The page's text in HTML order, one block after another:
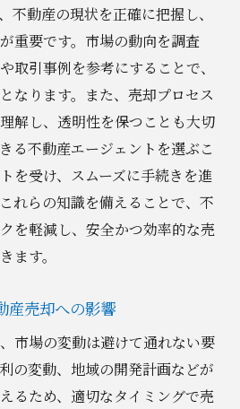
トラブルを未然に防ぐリスク
視すべきセキュリティ対策
人情報の保護法
セキュリティ対策
動産取引における安全性の確
書類の管理と保管方法
策としての技術的サポート
セキュリティフォローアップ
法的問題の事前把握方法
る法律の基本知識
約の法律的側面
不動産の現状を正確に把握し、
重要です。市場の動向を調査
取引事例を参考にすることで、
なります。また、売却プロセス
解し、透明性を保つことも大切
る不動産エージェントを選ぶこ
を受け、スムーズに手続きを進
れらの知識を備えることで、不
を軽減し、安全かつ効率的な売
ます。
産売却への影響
市場の変動は避けて通れない要
の変動、地域の開発計画などが
るため、適切なタイミングで売